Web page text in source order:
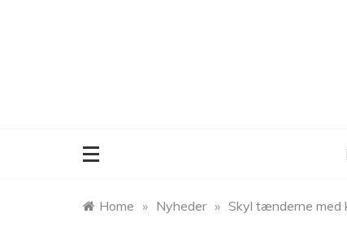
Home » Nyheder » Skyl tænderne med